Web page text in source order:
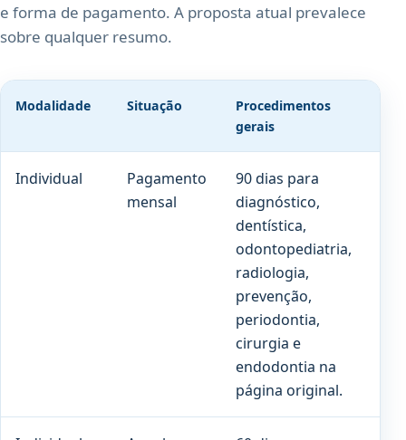
e forma de pagamento. A proposta atual prevalece
sobre qualquer resumo.
Modalidade Situação
Procedimentos
gerais
Individual
Pagamento
mensal
90 dias para
diagnóstico,
dentística,
odontopediatria,
radiologia,
prevenção,
periodontia,
cirurgia e
endodontia na
página original.